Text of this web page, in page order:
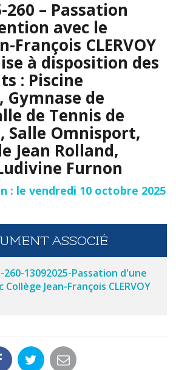
260 – Passation
avec le
François CLERVOY
à disposition des
: Piscine
Gymnase de
de Tennis de
Salle Omnisport,
Jean Rolland,
Furnon
: le vendredi 10 octobre 2025
ASSOCIÉ
260-13092025-Passation d'une
Jean-François CLERVOY